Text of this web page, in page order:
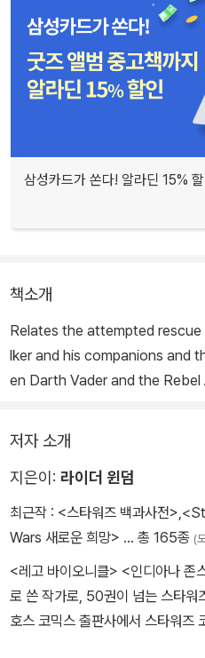
삼성카드가 쏜다! 알라딘 15%
책소개
Relates the attempted
lker and his companions and
en Darth Vader and the Rebel
저자 소개
지은이: 라이더 윈덤
최근작 : <스타워즈 백과사전>,
Wars 새로운 희망> … 총 165종 (
<레고 바이오니클> <인디아나 존
로 쓴 작가로, 50권이 넘는 스타워
호스 코믹스 출판사에서 스타워즈